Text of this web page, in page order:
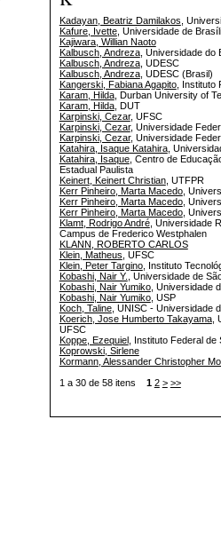
Kadayan, Beatriz Damilakos ,
Kafure, Ivette, Universidade de
Kajiwara, Willian Naoto
Kalbusch, Andreza, Universidade do
Kalbusch, Andreza, UDESC
Kalbusch, Andreza, UDESC (Brasil)
Kangerski, Fabiana Agapito, Instituto
Karam, Hilda, Durban University of
Karam, Hilda, DUT
Karpinski, Cezar, UFSC
Karpinski, Cezar, Universidade
Karpinski, Cezar, Universidade
Katahira, Isaque Katahira,
Katahira, Isaque, Centro de
Estadual Paulista
Keinert, Keinert Christian, UTFPR
Kerr Pinheiro, Marta Macedo,
Kerr Pinheiro, Marta Macedo,
Kerr Pinheiro, Marta Macedo,
Klamt, Rodrigo André, Universidade
Campus de Frederico Westphalen
KLANN, ROBERTO CARLOS
Klein, Matheus , UFSC
Klein, Peter Targino, Instituto
Kobashi, Nair Y.
, Universidade de
Kobashi, Nair Yumiko, Universidade
Kobashi, Nair Yumiko, USP
Koch, Taline, UNISC - Universidade
Koerich, Jose Humberto Takayama,
UFSC
Koppe, Ezequiel
, Instituto Federal
Koprowski, Sirlene
Kormann, Alessander Christopher
1 a 30 de 58 itens 1 2 > >>